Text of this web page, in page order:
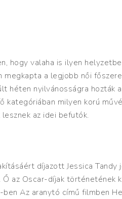
hogy valaha is ilyen
megkapta a legjobb női
héten nyilvánosságra hozták
kategóriában milyen korú
az idei befutók.
díjazott Jessica Tandy
az Oscar-díjak történetének
Az aranytó című filmben